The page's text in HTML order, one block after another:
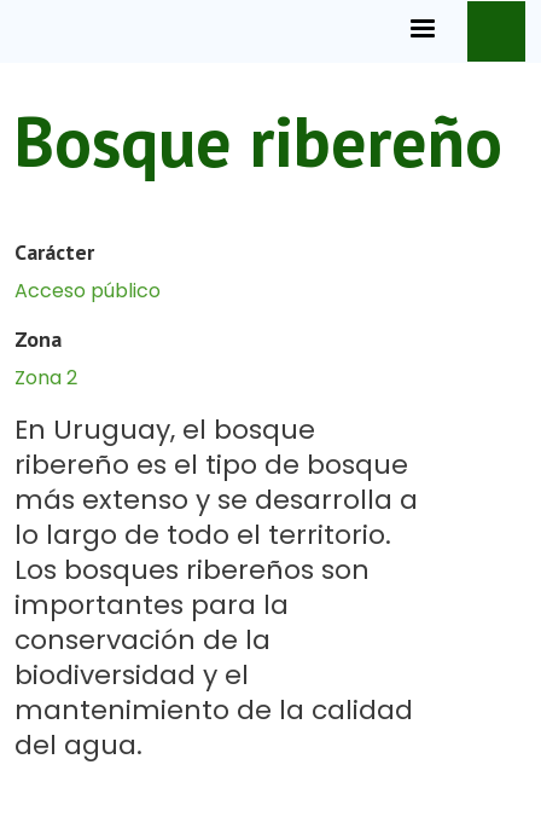
Bosque ribereño
Carácter
Acceso público
Zona
Zona 2
En Uruguay, el bosque
ribereño es el tipo de bosque
más extenso y se desarrolla a
lo largo de todo el territorio.
Los bosques ribereños son
importantes para la
conservación de la
biodiversidad y el
mantenimiento de la calidad
del agua.